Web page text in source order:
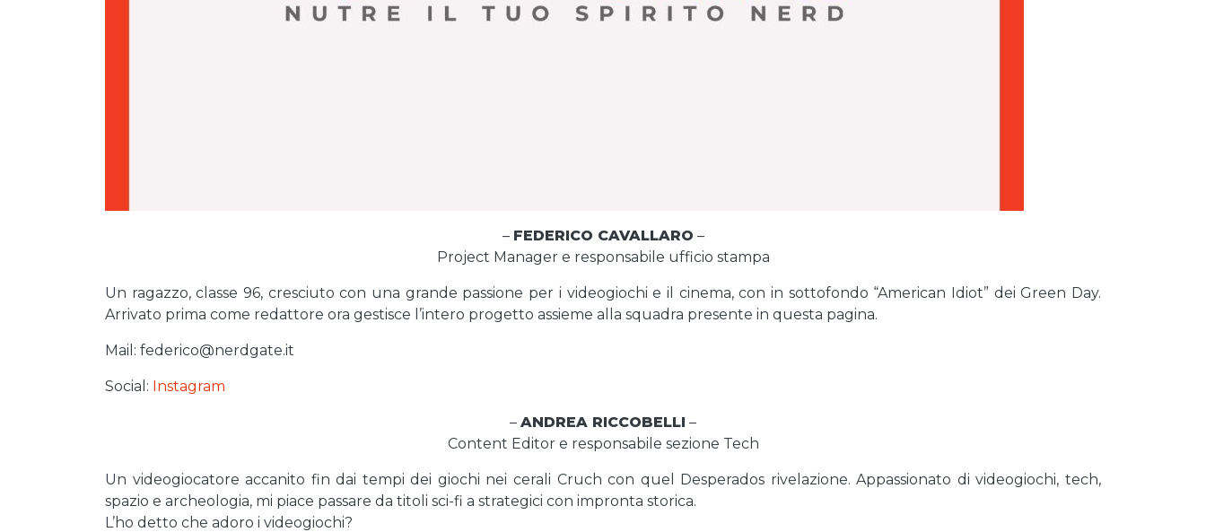
– FEDERICO CAVALLARO –
Project Manager e responsabile ufficio stampa
Un ragazzo, classe 96, cresciuto con una grande passione per i videogiochi e il cinema, con in sottofondo “American Idiot” dei Green Day.
Arrivato prima come redattore ora gestisce l’intero progetto assieme alla squadra presente in questa pagina.
Mail: federico@nerdgate.it
Social: Instagram
– ANDREA RICCOBELLI –
Content Editor e responsabile sezione Tech
Un videogiocatore accanito fin dai tempi dei giochi nei cerali Cruch con quel Desperados rivelazione. Appassionato di videogiochi, tech,
spazio e archeologia, mi piace passare da titoli sci-fi a strategici con impronta storica.
L’ho detto che adoro i videogiochi?